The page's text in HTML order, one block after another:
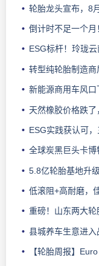
轮胎龙头宣布，8
倒计时不足一个月
ESG标杆！玲珑
转型纯轮胎制造
新能源商用车风
天然橡胶价格跌了
ESG实践获认可
全球炭黑巨头卡博
5.8亿轮胎基地升
低滚阻+高耐磨，
重磅！山东两大
县城养车生意进入
【轮胎周报】Euro 7法规将至；米